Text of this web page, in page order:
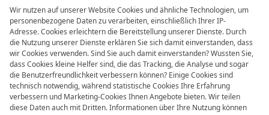
Wir nutzen auf unserer Website Cookies und ähnliche Technologien, um
personenbezogene Daten zu verarbeiten, einschließlich Ihrer IP-
Adresse. Cookies erleichtern die Bereitstellung unserer Dienste. Durch
die Nutzung unserer Dienste erklären Sie sich damit einverstanden, dass
wir Cookies verwenden. Sind Sie auch damit einverstanden? Wussten Sie,
dass Cookies kleine Helfer sind, die das Tracking, die Analyse und sogar
die Benutzerfreundlichkeit verbessern können? Einige Cookies sind
technisch notwendig, während statistische Cookies Ihre Erfahrung
verbessern und Marketing-Cookies Ihnen Angebote bieten. Wir teilen
diese Daten auch mit Dritten. Informationen über Ihre Nutzung können
Vinyasa Flow:Fließende, dynamische Bewegungen,
die bewusst mit der Atmung verbunden werden.
Yin Yoga:Ruhige, länger gehaltene Positionen für
Beweglichkeit, Entspannung und Regeneration.
Hatha Yoga:Eine ausgewogene Verbindung aus
Körperübungen, Atmung und bewusster